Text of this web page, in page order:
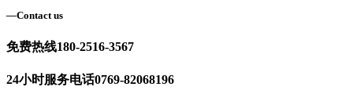
—Contact us
免费热线180-2516-3567
24小时服务电话0769-82068196